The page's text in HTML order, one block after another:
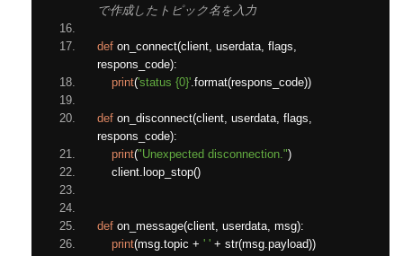
で作成したトピック名を入力
def on_connect(client userdata flags
respons_code):
print('status {0}' format(respons_code))
def on_disconnect(client userdata flags
respons_code):
print("Unexpected disconnection.")
    client
loop_stop()
def on_message(client userdata msg):
print(msg topic + ' ' + str(msg payload))